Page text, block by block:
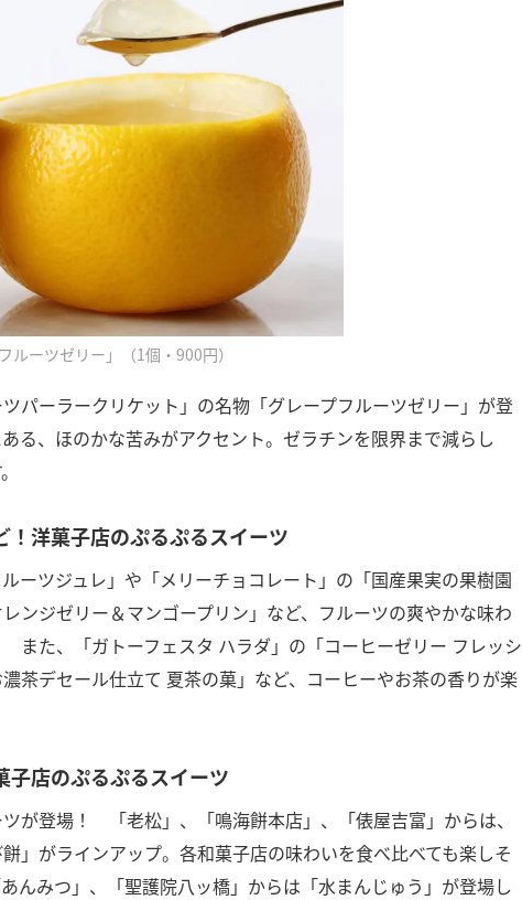
ルーツゼリー」（1個・900円）
パーラークリケット」の名物「グレープフルーツゼリー」が登
る、ほのかな苦みがアクセント。ゼラチンを限界まで減らし
！洋菓子店のぷるぷるスイーツ
ーツジュレ」や「メリーチョコレート」の「国産果実の果樹園
ンジゼリー＆マンゴープリン」など、フルーツの爽やかな味わ
また、「ガトーフェスタ ハラダ」の「コーヒーゼリー フレッシ
茶デセール仕立て 夏茶の菓」など、コーヒーやお茶の香りが楽
子店のぷるぷるスイーツ
が登場！ 「老松」、「鳴海餅本店」、「俵屋吉富」からは、
」がラインアップ。各和菓子店の味わいを食べ比べても楽しそ
んみつ」、「聖護院八ッ橋」からは「水まんじゅう」が登場し